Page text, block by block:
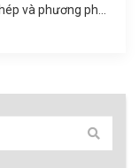
và phương pháp